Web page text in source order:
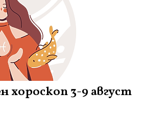
хороскоп 3-9 август